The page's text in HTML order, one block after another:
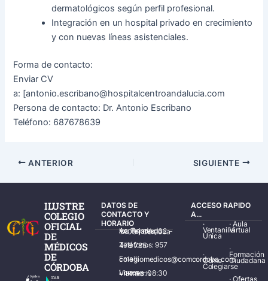
dermatológicos según perfil profesional.
Integración en un hospital privado en crecimiento
y con nuevas líneas asistenciales.
Forma de contacto:
Enviar CV
a: [antonio.escribano@hospitalcentroandalucia.com
Persona de contacto: Dr. Antonio Escribano
Teléfono: 687678639
ANTERIOR SIGUIENTE
ILUSTRE
COLEGIO
OFICIAL
DE
MÉDICOS
DE
CÓRDOBA
DATOS DE
CONTACTO Y
HORARIO
Av. Ronda de los Tejares, 32 – 14001 Córdoba
Teléfonos: 957 478 785
Email: colegiomedicos@comcordoba.com
Lunes – Viernes: 08:30 – 14:30 h.
ACCESO RAPIDO
A...
·
Ventanilla
Única
·
Cómo
Colegiarse
·Aula
Virtual
·
Formación
Ciudadana
·Ofertas